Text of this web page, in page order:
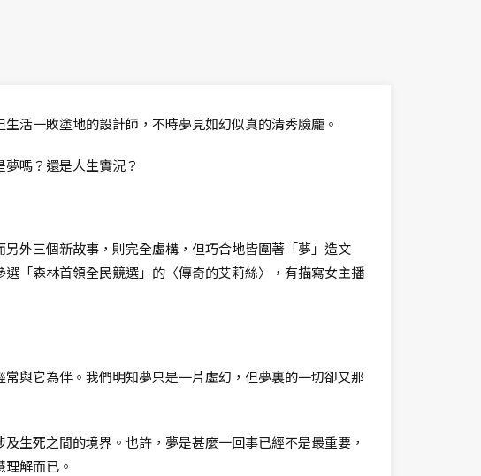
活一敗塗地的設計師，不時夢見如幻似真的清秀臉龐。
嗎？還是人生實況？
外三個新故事，則完全虛構，但巧合地皆圍著「夢」造文
「森林首領全民競選」的〈傳奇的艾莉絲〉，有描寫女主播
與它為伴。我們明知夢只是一片虛幻，但夢裏的一切卻又那
生死之間的境界。也許，夢是甚麼一回事已經不是最重要，
解而已。